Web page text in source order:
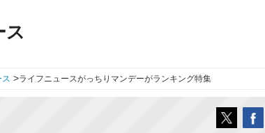
ス
ス >ライフニュースがっちりマンデーがランキング特集